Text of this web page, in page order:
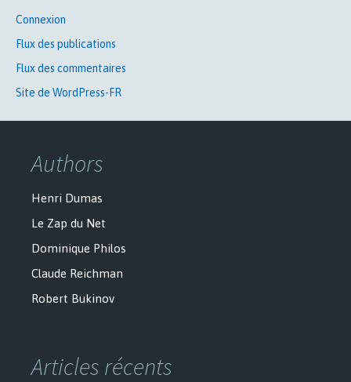
Connexion
Flux des publications
Flux des commentaires
Site de WordPress-FR
Authors
Henri Dumas
Le Zap du Net
Dominique Philos
Claude Reichman
Robert Bukinov
Articles récents